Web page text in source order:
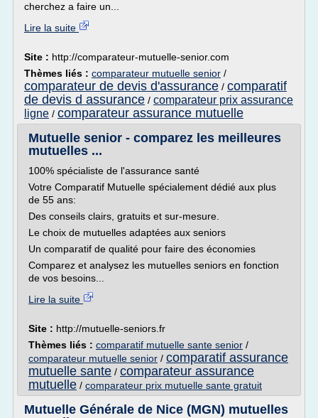
cherchez a faire un...
Lire la suite
Site : http://comparateur-mutuelle-senior.com
Thèmes liés : comparateur mutuelle senior /
comparateur de devis d'assurance / comparatif
de devis d assurance / comparateur prix assurance
ligne / comparateur assurance mutuelle
Mutuelle senior - comparez les meilleures
mutuelles ...
100% spécialiste de l'assurance santé
Votre Comparatif Mutuelle spécialement dédié aux plus
de 55 ans:
Des conseils clairs, gratuits et sur-mesure.
Le choix de mutuelles adaptées aux seniors
Un comparatif de qualité pour faire des économies
Comparez et analysez les mutuelles seniors en fonction
de vos besoins...
Lire la suite
Site : http://mutuelle-seniors.fr
Thèmes liés : comparatif mutuelle sante senior /
comparateur mutuelle senior / comparatif assurance
mutuelle sante / comparateur assurance
mutuelle / comparateur prix mutuelle sante gratuit
Mutuelle Générale de Nice (MGN) mutuelles